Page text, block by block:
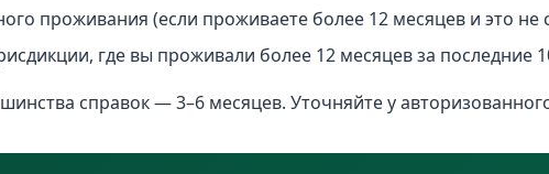
проживания (если проживаете более 12 месяцев и это не
где вы проживали более 12 месяцев за последние
справок — 3–6 месяцев. Уточняйте у